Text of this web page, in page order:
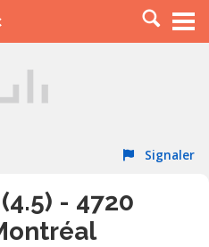
Signaler
- 4720